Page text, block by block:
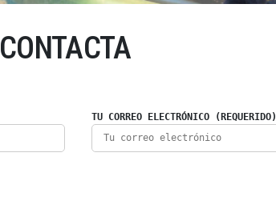
CONTACTA
TU CORREO ELECTRÓNICO (REQUERIDO)